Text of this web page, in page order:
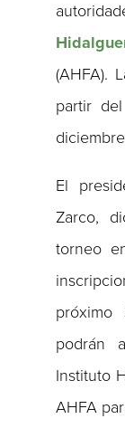
(AHFA).
partir
El
Zarco,
torneo
podrán
Instituto
AHFA